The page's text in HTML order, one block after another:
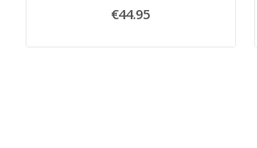
€44.95